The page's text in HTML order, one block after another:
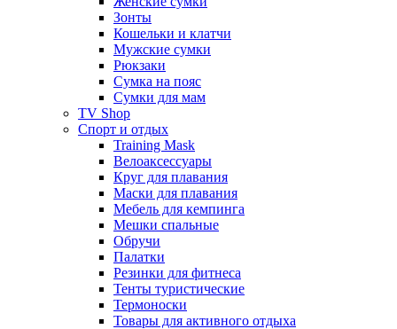
Зонты
Кошельки и клатчи
Мужские сумки
Рюкзаки
Сумка на пояс
Сумки для мам
TV Shop
Спорт и отдых
Training Mask
Велоаксессуары
Круг для плавания
Маски для плавания
Мебель для кемпинга
Мешки спальные
Обручи
Палатки
Резинки для фитнеса
Тенты туристические
Термоноски
Товары для активного отдыха